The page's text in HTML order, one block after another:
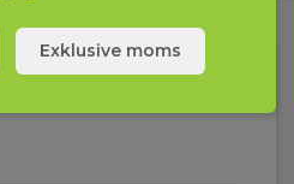
Exklusive moms